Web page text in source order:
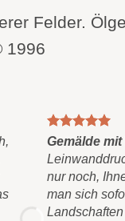
Felder.
1996
Gemälde
nur noch,
man sich